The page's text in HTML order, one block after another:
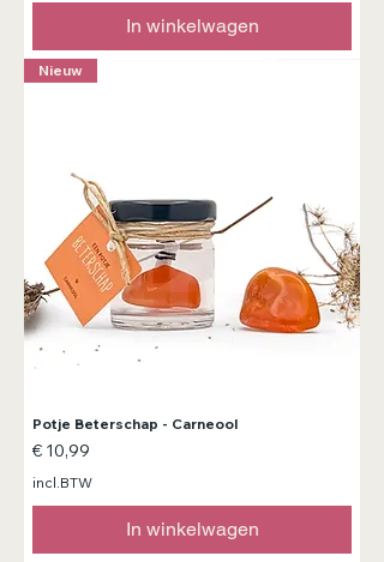
In winkelwagen
Nieuw
Potje Beterschap - Carneool
Prijs
€ 10,99
incl.BTW
In winkelwagen